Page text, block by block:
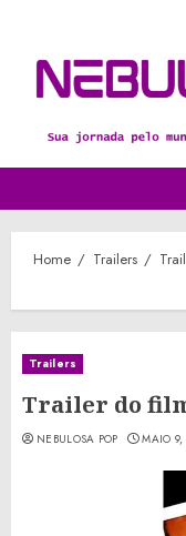
content
Home Trailers
Trailers
Trailer do
NEBULOSA POP MAIO 9,